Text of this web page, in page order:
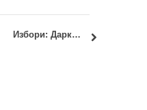
Избори: Дарко Павићевић, инж. арх. и Неда Џомбић, инж. арх.